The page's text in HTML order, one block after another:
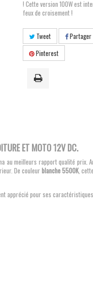
! Cette version 100W est
feux de croisement !
Tweet Partager
Pinterest
ET MOTO 12V DC.
au meilleurs rapport qualité
De couleur blanche 5500K,
apprécié pour ses